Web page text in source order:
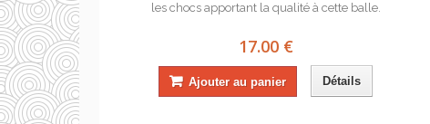
les chocs apportant la qualité à cette balle.
17.00 €
Ajouter au panier Détails